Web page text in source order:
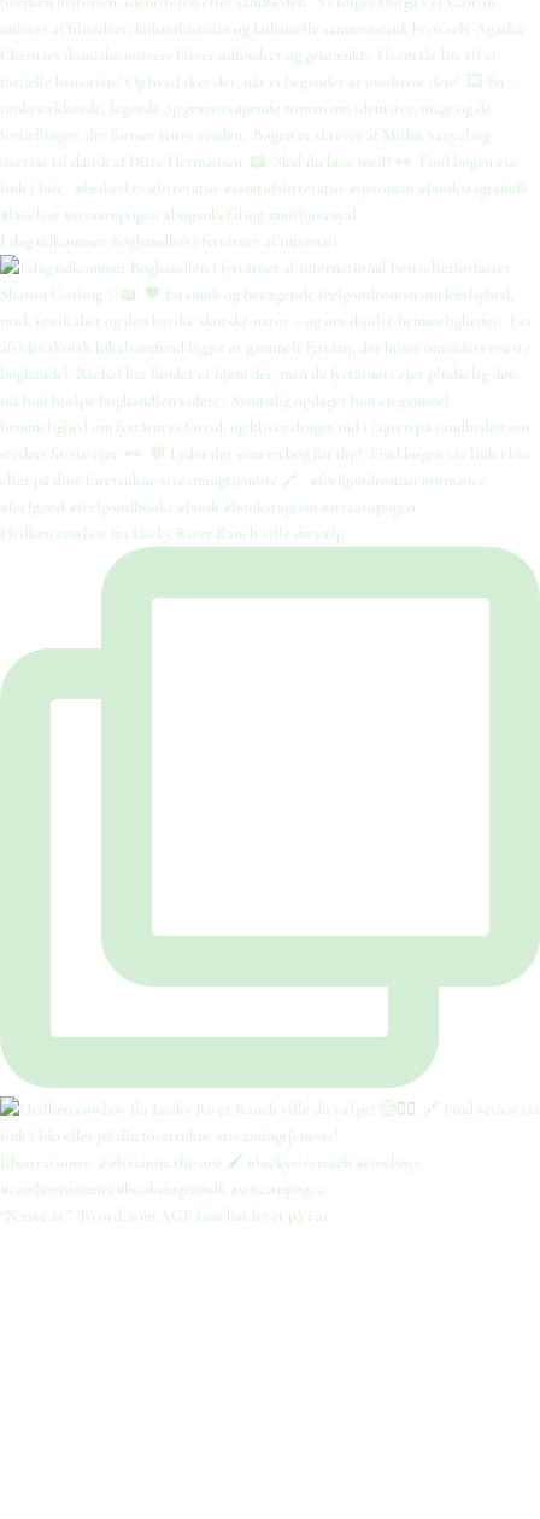
I dag udkommer Boghandlen i fyrtårnet af internati
Hvilken cowboy fra Lucky River Ranch ville du vælg
“Næste år.” To ord, som AGF-fans har levet på i år